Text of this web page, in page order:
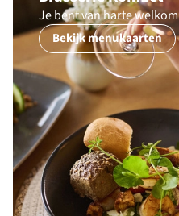
Je bent van harte welkom
Bekijk menukaarten